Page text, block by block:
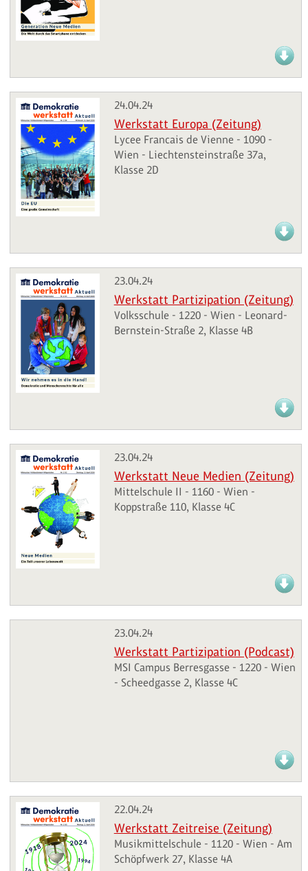
24.04.24
Werkstatt Europa (Zeitung)
Lycee Francais de Vienne - 1090 -
Wien - Liechtensteinstraße 37a,
Klasse 2D
23.04.24
Werkstatt Partizipation (Zeitung)
Volksschule - 1220 - Wien - Leonard-
Bernstein-Straße 2, Klasse 4B
23.04.24
Werkstatt Neue Medien (Zeitung)
Mittelschule II - 1160 - Wien -
Koppstraße 110, Klasse 4C
23.04.24
Werkstatt Partizipation (Podcast)
MSI Campus Berresgasse - 1220 - Wien
- Scheedgasse 2, Klasse 4C
22.04.24
Werkstatt Zeitreise (Zeitung)
Musikmittelschule - 1120 - Wien - Am
Schöpfwerk 27, Klasse 4A